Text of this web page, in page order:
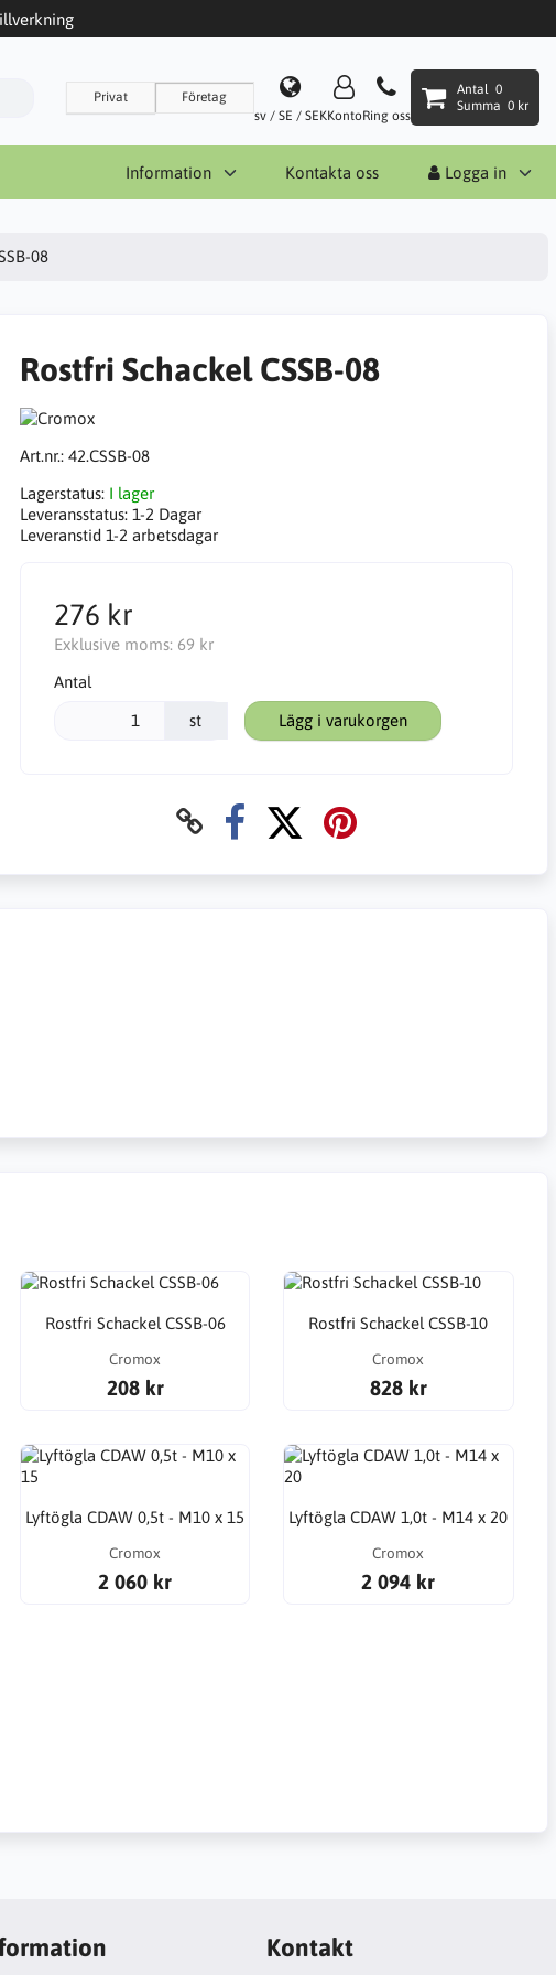
Privat
Företag
sv / SE / SEKKontoRing oss
Antal 0
Summa 0 kr
Information Kontakta oss Logga in
08
Rostfri Schackel CSSB-08
Art.nr.: 42.CSSB-08
Lagerstatus: I lager
Leveransstatus: 1-2 Dagar
Leveranstid 1-2 arbetsdagar
276 kr
Exklusive moms: 69 kr
Antal
st Lägg i varukorgen
Rostfri Schackel CSSB-06
Cromox
208 kr
Rostfri Schackel CSSB-10
Cromox
828 kr
Lyftögla CDAW 0,5t - M10 x 15
Cromox
2 060 kr
Lyftögla CDAW 1,0t - M14 x 20
Cromox
2 094 kr
Kontakt